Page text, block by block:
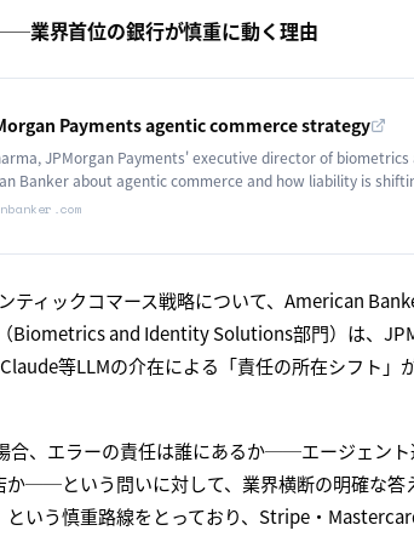
界首位の銀行が慎重に動く理由
Payments agentic commerce strategy
JPMorgan Payments' executive director of
Banker about agentic commerce and how liability is
OpenAI and Claude.
ティックコマース戦略について、American
Biometrics and Identity Solutions部門）は、
等LLMの介在による「責任の所在シフト」
合、エラーの責任は誰にあるか──エージェント
──という問いに対して、業界横断の明確な答
いう慎重路線をとっており、Stripe・